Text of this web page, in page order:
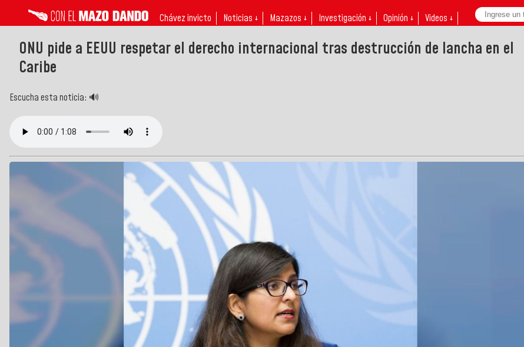
Chávez invicto Noticias ↓ Mazazos ↓ Investigación ↓ Opinión ↓ Videos ↓
ONU pide a EEUU respetar el derecho internacional tras destrucción de lancha en el
Caribe
Escucha esta noticia: 🔊